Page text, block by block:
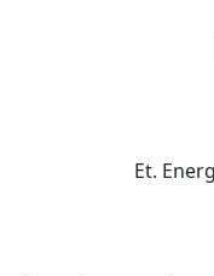
Et.